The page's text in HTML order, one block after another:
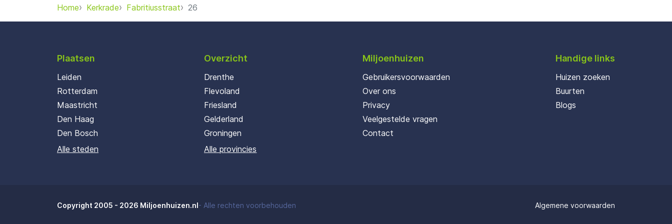
Home Kerkrade Fabritiusstraat 26
Plaatsen
Leiden
Rotterdam
Maastricht
Den Haag
Den Bosch
Alle steden
Overzicht
Drenthe
Flevoland
Friesland
Gelderland
Groningen
Alle provincies
Miljoenhuizen
Gebruikersvoorwaarden
Over ons
Privacy
Veelgestelde vragen
Contact
Handige links
Huizen zoeken
Buurten
Blogs
Copyright 2005 - 2026 Miljoenhuizen.nl - Alle rechten voorbehouden Algemene voorwaarden